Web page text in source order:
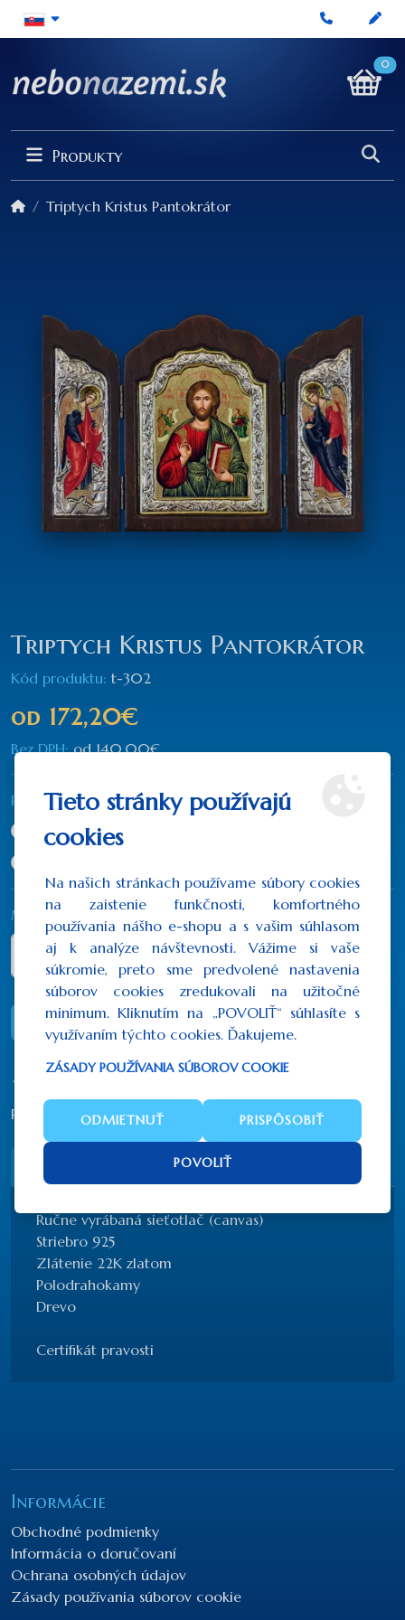
0
Produkty
Triptych Kristus Pantokrátor
Triptych Kristus Pantokrátor
Kód produktu: t-302
od 172,20€
Bez DPH: od140,00€
Rozmer
17x24 cm(172,20€)
Množstvo
DO KOŠÍKA
Počet hodnotení: 0/Napísať recenziu
Recenzie (0)
Ručne vyrábaná sieťotlač (canvas)
Striebro 925
Zlátenie 22K zlatom
Polodrahokamy
Drevo
Certifikát pravosti
Informácie
Obchodné podmienky
Informácia o doručovaní
Ochrana osobných údajov
Zásady používania súborov cookie
Tieto stránky používajú
cookies
Na našich stránkach používame súbory cookies
na zaistenie funkčnosti, komfortného
používania nášho e-shopu a s vašim súhlasom
aj k analýze návštevnosti. Vážime si vaše
súkromie, preto sme predvolené nastavenia
súborov cookies zredukovali na užitočné
minimum. Kliknutím na „POVOLIŤ“ súhlasíte s
využívaním týchto cookies. Ďakujeme.
ZÁSADY POUŽÍVANIA SÚBOROV COOKIE
ODMIETNUŤ PRISPÔSOBIŤ
POVOLIŤ